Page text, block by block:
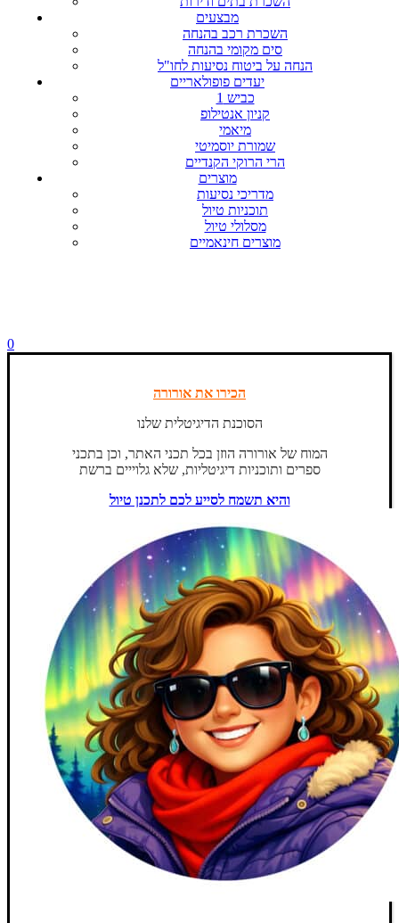
מבצעים
השכרת רכב בהנחה
סים מקומי בהנחה
הנחה על ביטוח נסיעות לחו"ל
יעדים פופולאריים
כביש 1
קניון אנטילופ
מיאמי
שמורת יוסמיטי
הרי הרוקי הקנדיים
מוצרים
מדריכי נסיעות
תוכניות טיול
מסלולי טיול
מוצרים חינאמיים
0
הכירו את אורורה
הסוכנת הדיגיטלית שלנו
המוח של אורורה הוזן בכל תכני האתר, וכן בתכני
ספרים ותוכניות דיגיטליות, שלא גלוייים ברשת
והיא תשמח לסייע לכם לתכנן טיול